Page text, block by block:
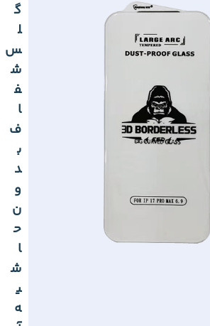
گ
ل
س
ش
ف
ا
ف
ب
د
و
ن
ح
ا
ش
ی
ه